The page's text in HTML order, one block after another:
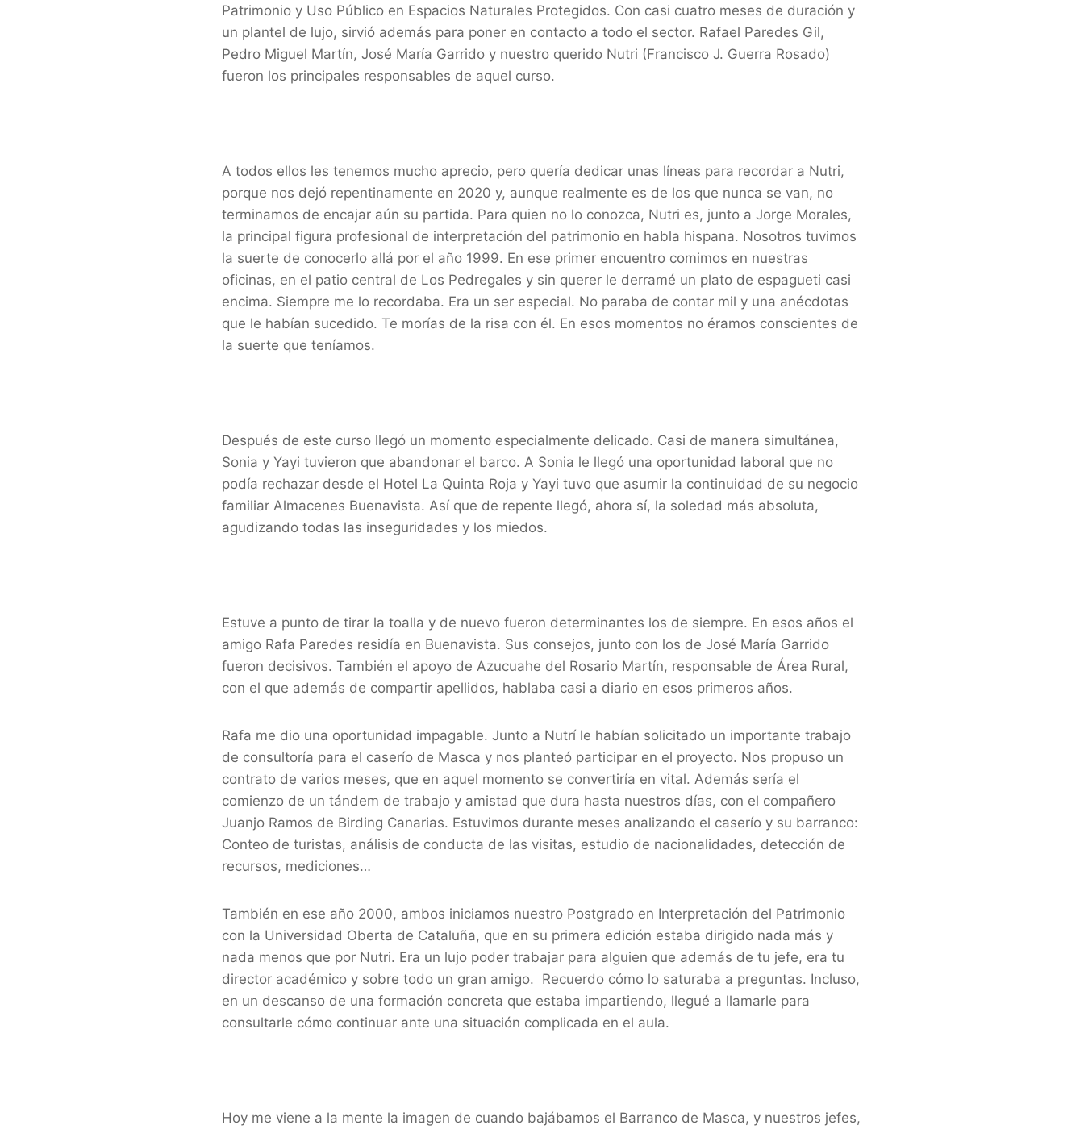
Patrimonio y Uso Público en Espacios Naturales Protegidos. Con casi cuatro meses de duración y
un plantel de lujo, sirvió además para poner en contacto a todo el sector. Rafael Paredes Gil,
Pedro Miguel Martín, José María Garrido y nuestro querido Nutri (Francisco J. Guerra Rosado)
fueron los principales responsables de aquel curso.
A todos ellos les tenemos mucho aprecio, pero quería dedicar unas líneas para recordar a Nutri,
porque nos dejó repentinamente en 2020 y, aunque realmente es de los que nunca se van, no
terminamos de encajar aún su partida. Para quien no lo conozca, Nutri es, junto a Jorge Morales,
la principal figura profesional de interpretación del patrimonio en habla hispana. Nosotros tuvimos
la suerte de conocerlo allá por el año 1999. En ese primer encuentro comimos en nuestras
oficinas, en el patio central de Los Pedregales y sin querer le derramé un plato de espagueti casi
encima. Siempre me lo recordaba. Era un ser especial. No paraba de contar mil y una anécdotas
que le habían sucedido. Te morías de la risa con él. En esos momentos no éramos conscientes de
la suerte que teníamos.
Después de este curso llegó un momento especialmente delicado. Casi de manera simultánea,
Sonia y Yayi tuvieron que abandonar el barco. A Sonia le llegó una oportunidad laboral que no
podía rechazar desde el Hotel La Quinta Roja y Yayi tuvo que asumir la continuidad de su negocio
familiar Almacenes Buenavista. Así que de repente llegó, ahora sí, la soledad más absoluta,
agudizando todas las inseguridades y los miedos.
Estuve a punto de tirar la toalla y de nuevo fueron determinantes los de siempre. En esos años el
amigo Rafa Paredes residía en Buenavista. Sus consejos, junto con los de José María Garrido
fueron decisivos. También el apoyo de Azucuahe del Rosario Martín, responsable de Área Rural,
con el que además de compartir apellidos, hablaba casi a diario en esos primeros años.
Rafa me dio una oportunidad impagable. Junto a Nutrí le habían solicitado un importante trabajo
de consultoría para el caserío de Masca y nos planteó participar en el proyecto. Nos propuso un
contrato de varios meses, que en aquel momento se convertiría en vital. Además sería el
comienzo de un tándem de trabajo y amistad que dura hasta nuestros días, con el compañero
Juanjo Ramos de Birding Canarias. Estuvimos durante meses analizando el caserío y su barranco:
Conteo de turistas, análisis de conducta de las visitas, estudio de nacionalidades, detección de
recursos, mediciones…
También en ese año 2000, ambos iniciamos nuestro Postgrado en Interpretación del Patrimonio
con la Universidad Oberta de Cataluña, que en su primera edición estaba dirigido nada más y
nada menos que por Nutri. Era un lujo poder trabajar para alguien que además de tu jefe, era tu
director académico y sobre todo un gran amigo. Recuerdo cómo lo saturaba a preguntas. Incluso,
en un descanso de una formación concreta que estaba impartiendo, llegué a llamarle para
consultarle cómo continuar ante una situación complicada en el aula.
Hoy me viene a la mente la imagen de cuando bajábamos el Barranco de Masca, y nuestros jefes,